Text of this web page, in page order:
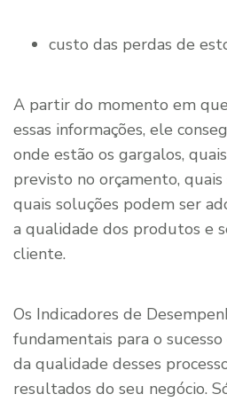
custo das perdas de
A partir do momento em
essas informações, ele
onde estão os gargalos,
previsto no orçamento,
quais soluções podem ser
a qualidade dos produtos e
cliente.
Os Indicadores de
fundamentais para o
da qualidade desses
resultados do seu negócio.